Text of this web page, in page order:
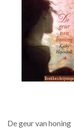
De geur van honing